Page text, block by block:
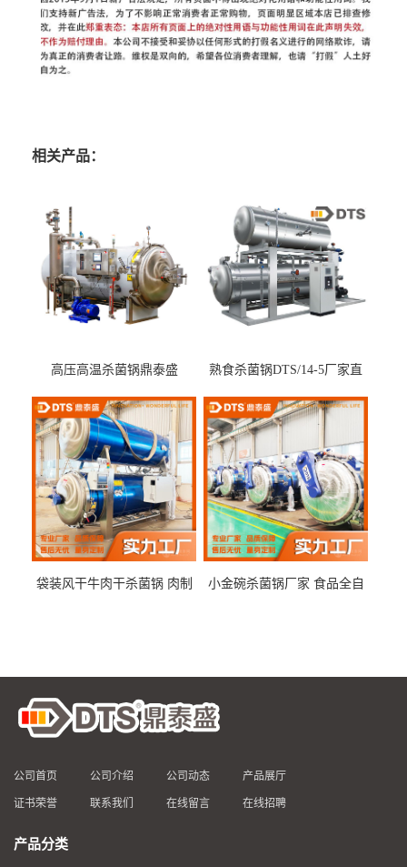
相关产品：
高压高温杀菌锅鼎泰盛
熟食杀菌锅DTS/14-5厂家直
袋装风干牛肉干杀菌锅 肉制
小金碗杀菌锅厂家 食品全自
公司首页 公司介绍 公司动态 产品展厅
证书荣誉 联系我们 在线留言 在线招聘
产品分类